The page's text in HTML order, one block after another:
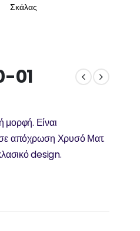
Σκάλας
01
μορφή. Είναι
σε απόχρωση Χρυσό Ματ.
design.